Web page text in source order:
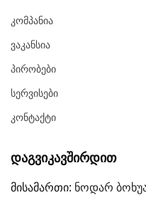
Კომპანია
Ვაკანსია
Პირობები
Სერვისები
Კონტაქტი
Დაგვიკავშირდით
მისამართი: ნოდარ